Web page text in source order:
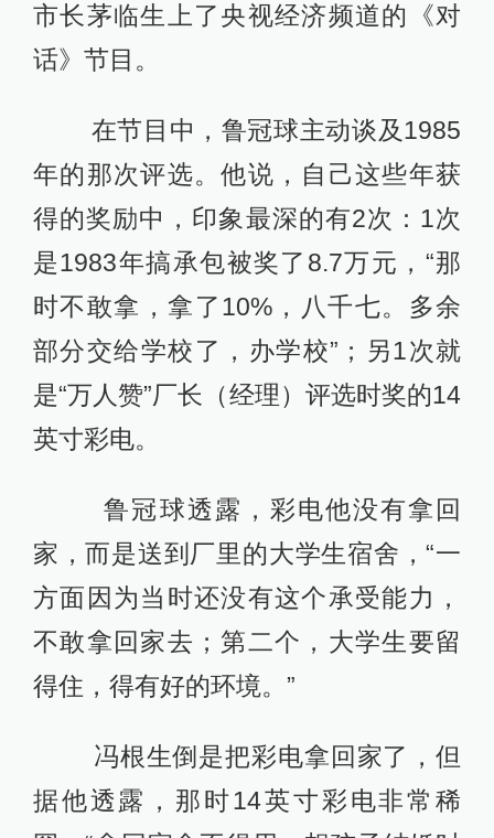
市长茅临生上了央视经济频道的《对
话》节目。
在节目中，鲁冠球主动谈及1985
年的那次评选。他说，自己这些年获
得的奖励中，印象最深的有2次：1次
是1983年搞承包被奖了8.7万元，“那
时不敢拿，拿了10%，八千七。多余
部分交给学校了，办学校”；另1次就
是“万人赞”厂长（经理）评选时奖的14
英寸彩电。
鲁冠球透露，彩电他没有拿回
家，而是送到厂里的大学生宿舍，“一
方面因为当时还没有这个承受能力，
不敢拿回家去；第二个，大学生要留
得住，得有好的环境。”
冯根生倒是把彩电拿回家了，但
据他透露，那时14英寸彩电非常稀